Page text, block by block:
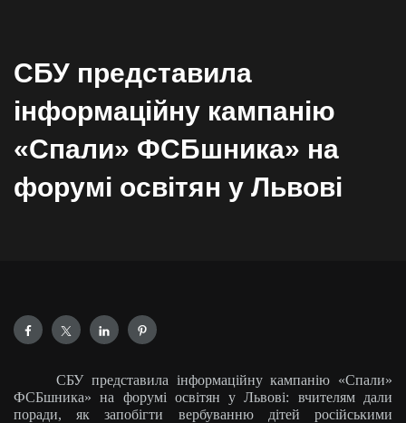
СБУ представила
інформаційну кампанію
«Спали» ФСБшника» на
форумі освітян у Львові
СБУ представила інформаційну кампанію «Спали»
ФСБшника» на форумі освітян у Львові: вчителям дали
поради, як запобігти вербуванню дітей російськими